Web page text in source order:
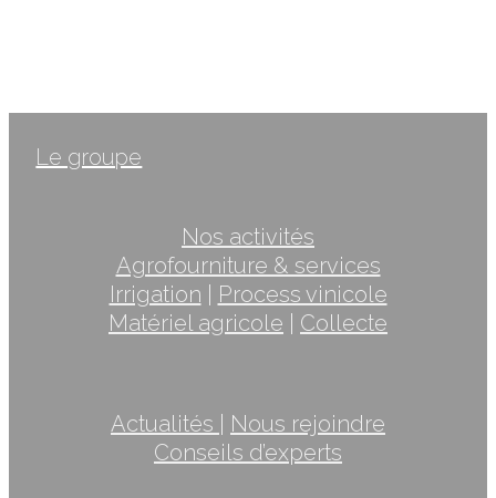
Le groupe
Nos activités
Agrofourniture & services
Irrigation
Process vinicole
Matériel agricole
Collecte
Actualités
Nous rejoindre
Conseils d’experts